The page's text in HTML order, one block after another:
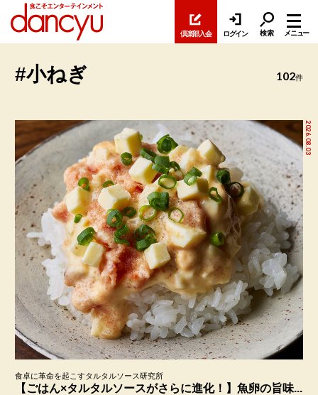
倶楽部入会 ログイン 検索 メニュー
#小ねぎ 102件
2026.08.03
食卓に革命を起こすタルタルソース研究所
【ごはん×タルタルソースがさらに進化！】魚卵の旨味...